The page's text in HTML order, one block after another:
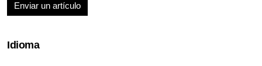
Enviar un artículo
Idioma